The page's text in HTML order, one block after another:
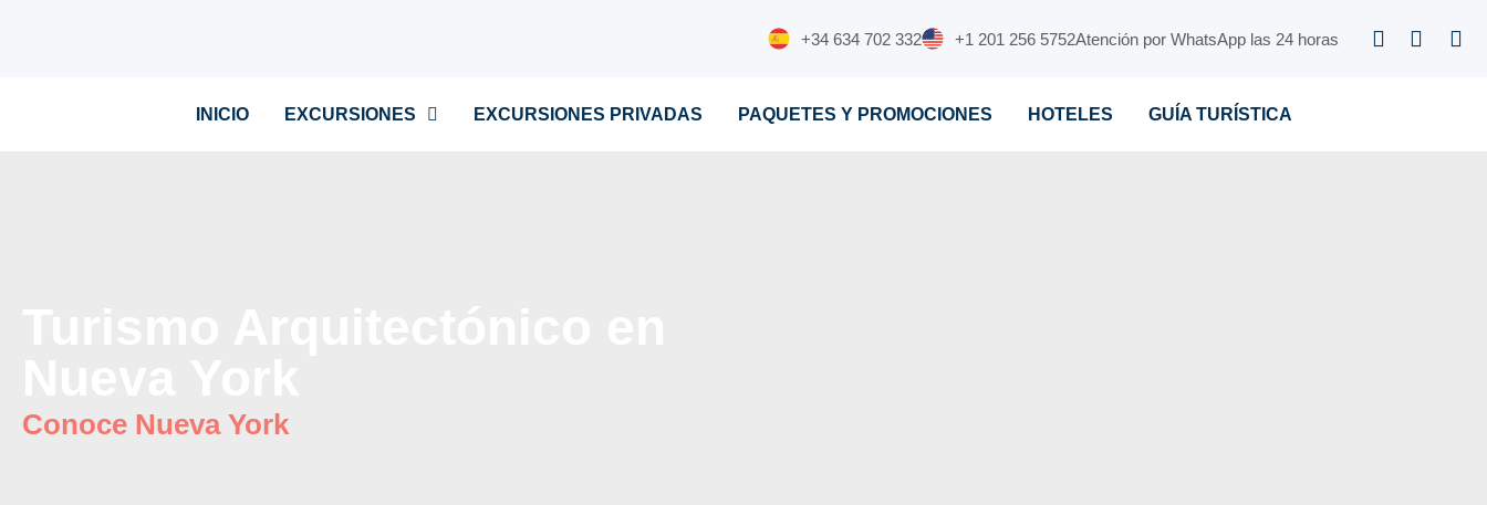
+34 634 702 332 +1 201 256 5752Atención por WhatsApp las 24 horas
INICIO EXCURSIONES EXCURSIONES PRIVADAS PAQUETES Y PROMOCIONES HOTELES GUÍA TURÍSTICA
Conoce Nueva York